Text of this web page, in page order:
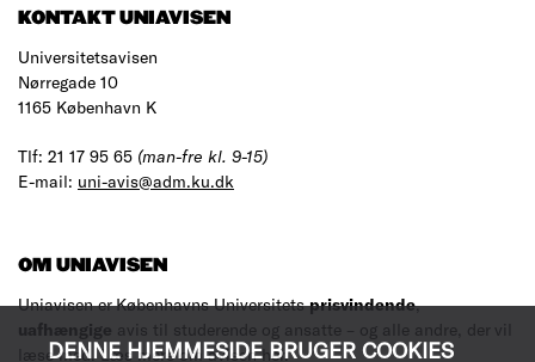
DENNE HJEMMESIDE BRUGER COOKIES
KONTAKT UNIAVISEN
Universitetsavisen
Nørregade 10
1165 København K
Tlf: 21 17 95 65 (man-fre kl. 9-15)
E-mail: uni-avis@adm.ku.dk
OM UNIAVISEN
Uniavisen er Københavns Universitetsprisvindende,
uafhængige avis til studerende og ansatte – og alle andre, der vil
læse med.Læs mere om avisen her.